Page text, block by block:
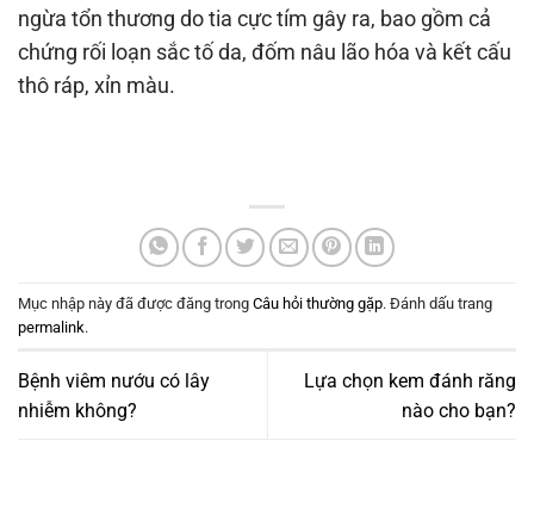
ngừa tổn thương do tia cực tím gây ra, bao gồm cả
chứng rối loạn sắc tố da, đốm nâu lão hóa và kết cấu
thô ráp, xỉn màu.
Mục nhập này đã được đăng trong Câu hỏi thường gặp. Đánh dấu trang
permalink.
Bệnh viêm nướu có lây
nhiễm không?
Lựa chọn kem đánh răng
nào cho bạn?